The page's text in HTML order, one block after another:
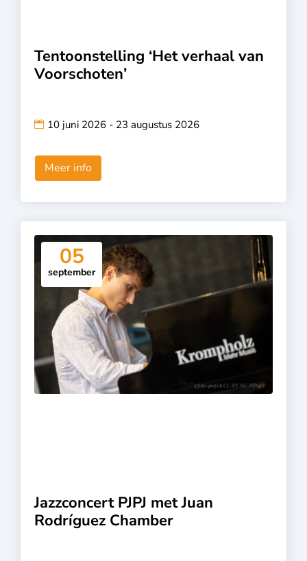
Tentoonstelling ‘Het verhaal van
Voorschoten’
10 juni 2026 - 23 augustus 2026
Meer info
05
september
Jazzconcert PJPJ met Juan
Rodríguez Chamber